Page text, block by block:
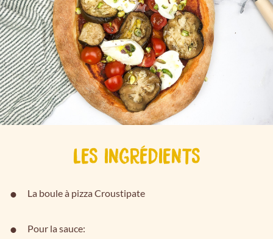
LES INGRÉDIENTS
La boule à pizza Croustipate
Pour la sauce: